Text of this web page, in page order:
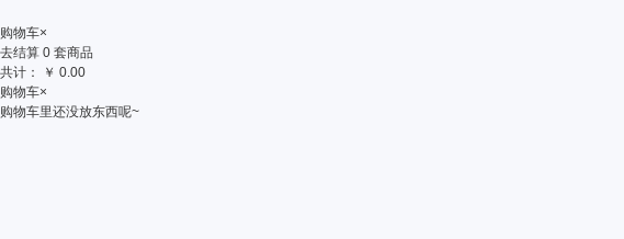
购物车×
去结算 0 套商品
共计：
￥ 0.00
购物车×
购物车里还没放东西呢~